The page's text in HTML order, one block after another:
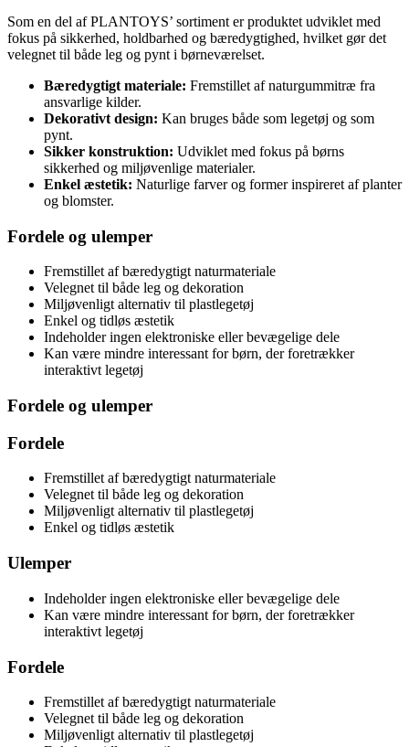
Som en del af PLANTOYS’ sortiment er produktet udviklet med
fokus på sikkerhed, holdbarhed og bæredygtighed, hvilket gør det
velegnet til både leg og pynt i børneværelset.
Bæredygtigt materiale: Fremstillet af naturgummitræ fra
ansvarlige kilder.
Dekorativt design: Kan bruges både som legetøj og som
pynt.
Sikker konstruktion: Udviklet med fokus på børns
sikkerhed og miljøvenlige materialer.
Enkel æstetik: Naturlige farver og former inspireret af planter
og blomster.
Fordele og ulemper
Fremstillet af bæredygtigt naturmateriale
Velegnet til både leg og dekoration
Miljøvenligt alternativ til plastlegetøj
Enkel og tidløs æstetik
Indeholder ingen elektroniske eller bevægelige dele
Kan være mindre interessant for børn, der foretrækker
interaktivt legetøj
Fordele og ulemper
Fordele
Fremstillet af bæredygtigt naturmateriale
Velegnet til både leg og dekoration
Miljøvenligt alternativ til plastlegetøj
Enkel og tidløs æstetik
Ulemper
Indeholder ingen elektroniske eller bevægelige dele
Kan være mindre interessant for børn, der foretrækker
interaktivt legetøj
Fordele
Fremstillet af bæredygtigt naturmateriale
Velegnet til både leg og dekoration
Miljøvenligt alternativ til plastlegetøj